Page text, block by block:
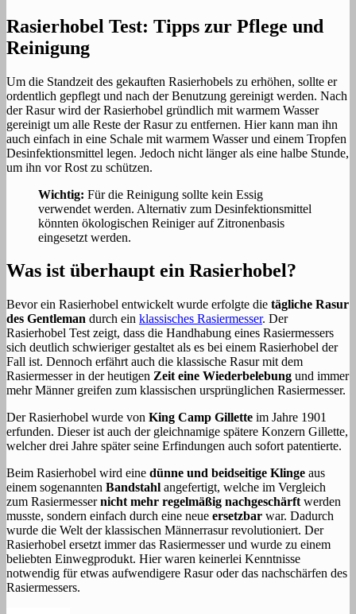
Rasierhobel Test: Tipps zur Pflege und
Reinigung
Um die Standzeit des gekauften Rasierhobels zu erhöhen, sollte er
ordentlich gepflegt und nach der Benutzung gereinigt werden. Nach
der Rasur wird der Rasierhobel gründlich mit warmem Wasser
gereinigt um alle Reste der Rasur zu entfernen. Hier kann man ihn
auch einfach in eine Schale mit warmem Wasser und einem Tropfen
Desinfektionsmittel legen. Jedoch nicht länger als eine halbe Stunde,
um ihn vor Rost zu schützen.
Wichtig: Für die Reinigung sollte kein Essig
verwendet werden. Alternativ zum Desinfektionsmittel
könnten ökologischen Reiniger auf Zitronenbasis
eingesetzt werden.
Was ist überhaupt ein Rasierhobel?
Bevor ein Rasierhobel entwickelt wurde erfolgte die tägliche Rasur
des Gentleman durch ein klassisches Rasiermesser. Der
Rasierhobel Test zeigt, dass die Handhabung eines Rasiermessers
sich deutlich schwieriger gestaltet als es bei einem Rasierhobel der
Fall ist. Dennoch erfährt auch die klassische Rasur mit dem
Rasiermesser in der heutigen Zeit eine Wiederbelebung und immer
mehr Männer greifen zum klassischen ursprünglichen Rasiermesser.
Der Rasierhobel wurde von King Camp Gillette im Jahre 1901
erfunden. Dieser ist auch der gleichnamige spätere Konzern Gillette,
welcher drei Jahre später seine Erfindungen auch sofort patentierte.
Beim Rasierhobel wird eine dünne und beidseitige Klinge aus
einem sogenannten Bandstahl angefertigt, welche im Vergleich
zum Rasiermessernicht mehr regelmäßig nachgeschärft werden
musste, sondern einfach durch eine neue ersetzbar war. Dadurch
wurde die Welt der klassischen Männerrasur revolutioniert. Der
Rasierhobel ersetzt immer das Rasiermesser und wurde zu einem
beliebten Einwegprodukt. Hier waren keinerlei Kenntnisse
notwendig für etwas aufwendigere Rasur oder das nachschärfen des
Rasiermessers.